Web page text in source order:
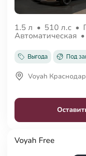
1.5 л • 510 л.с •
Автоматическая •
Выгода Под
Voyah
Voyah Free